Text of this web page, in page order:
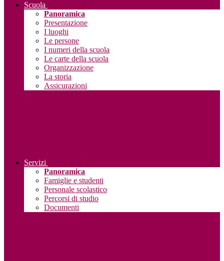
Scuola
Panoramica
Presentazione
I luoghi
Le persone
I numeri della scuola
Le carte della scuola
Organizzazione
La storia
Assicurazioni
Servizi
Panoramica
Famiglie e studenti
Personale scolastico
Percorsi di studio
Documenti